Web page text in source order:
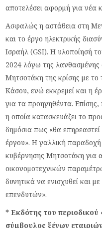
αποτελέσει αφορμή για νέα
Ασφαλώς η αστάθεια στη
και το έργο ηλεκτρικής
Ισραήλ (GSI). Η υλοποίησή
2024 λόγω της λανθασμένης
Μητσοτάκη της κρίσης με το
Κάσου, ενώ εκκρεμεί και η
για τα προηγηθέντα.
η οποία κατασκευάζει το
δημόσια πως «θα
έργου». Η γαλλική παραδοχή
κυβέρνησης Μητσοτάκη για
οικονομοτεχνικών
δυνητικά να ενισχυθεί και
επενδυτών».
* Εκδότης του
σύμβουλος ξένων